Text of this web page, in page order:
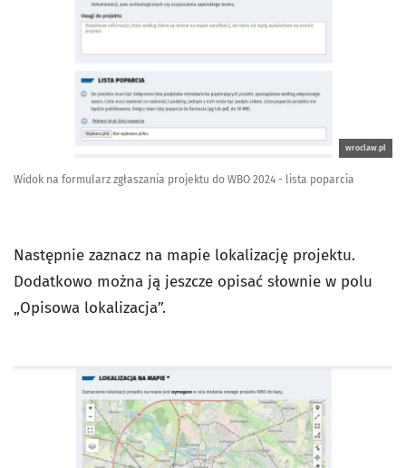
wroclaw.pl
Widok na formularz zgłaszania projektu do WBO 2024 - lista poparcia
Następnie zaznacz na mapie lokalizację projektu.
Dodatkowo można ją jeszcze opisać słownie w polu
„Opisowa lokalizacja”.